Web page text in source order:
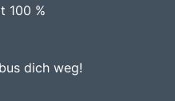
100 %
dich weg!